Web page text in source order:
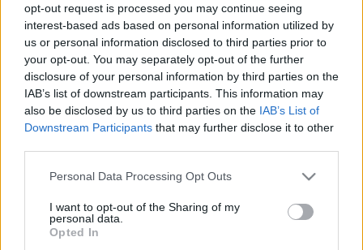
opt-out request is processed you may continue seeing
interest-based ads based on personal information utilized by
us or personal information disclosed to third parties prior to
your opt-out. You may separately opt-out of the further
disclosure of your personal information by third parties on the
IAB’s list of downstream participants. This information may
also be disclosed by us to third parties on the IAB’s List of
Downstream Participants that may further disclose it to other
Please note that this website/app uses one or more Google
not limited to your visit or usage behaviour. You may click to
grant or deny consent to Google and its third-party tags to
use your data for below specified purposes in below Google
Personal Data Processing Opt Outs
I want to opt-out of the Sharing of my
personal data.
Opted In
vöröses tónusok szinte kijönnek a képből. Fest szomorú
képeket is, amelyek színvilágát a kék vagy a barna uralja,
alapjában a groteszk jellemzi tükörtartását felénk, nekünk,
amely mindennapjainkat jellemzi akár helyzeteinket,
jellemünket, akár élethelyzeteinket vagy érzelmeinket
kutatja. Első látásra Szalma Edit festményeinek ellentéte
Mészáros Márta minden alkotása. A hidegen precíz,
kiszámított és távolságtartó művész. Képeiben több a
Tükröződéses tükörjátéka, amelyet csak akkor olvashatunk
el, ha tükörből látjuk a vele szembe levő másikat, hiszen